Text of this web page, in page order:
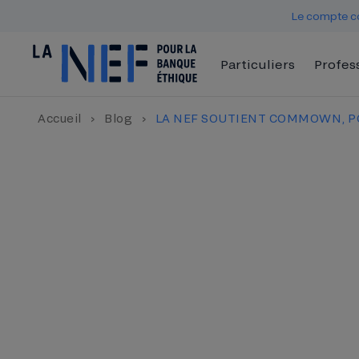
Le compte
Particuliers
Accueil › Blog › LA NEF SOUTIENT COMMOWN,